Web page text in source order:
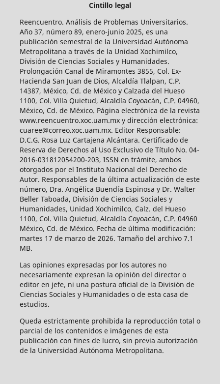
Cintillo legal
Reencuentro. Análisis de Problemas Universitarios.
Año 37, número 89, enero-junio 2025, es una
publicación semestral de la Universidad Autónoma
Metropolitana a través de la Unidad Xochimilco,
División de Ciencias Sociales y Humanidades.
Prolongación Canal de Miramontes 3855, Col. Ex-
Hacienda San Juan de Dios, Alcaldía Tlalpan, C.P.
14387, México, Cd. de México y Calzada del Hueso
1100, Col. Villa Quietud, Alcaldía Coyoacán, C.P. 04960,
México, Cd. de México. Página electrónica de la revista
www.reencuentro.xoc.uam.mx y dirección electrónica:
cuaree@correo.xoc.uam.mx. Editor Responsable:
D.C.G. Rosa Luz Cartajena Alcántara. Certificado de
Reserva de Derechos al Uso Exclusivo de Título No. 04-
2016-031812054200-203, ISSN en trámite, ambos
otorgados por el Instituto Nacional del Derecho de
Autor. Responsables de la última actualización de este
número, Dra. Angélica Buendía Espinosa y Dr. Walter
Beller Taboada, División de Ciencias Sociales y
Humanidades, Unidad Xochimilco, Calz. del Hueso
1100, Col. Villa Quietud, Alcaldía Coyoacán, C.P. 04960
México, Cd. de México. Fecha de última modificación:
martes 17 de marzo de 2026. Tamaño del archivo 7.1
MB.
Las opiniones expresadas por los autores no
necesariamente expresan la opinión del director o
editor en jefe, ni una postura oficial de la División de
Ciencias Sociales y Humanidades o de esta casa de
estudios.
Queda estrictamente prohibida la reproducción total o
parcial de los contenidos e imágenes de esta
publicación con fines de lucro, sin previa autorización
de la Universidad Autónoma Metropolitana.